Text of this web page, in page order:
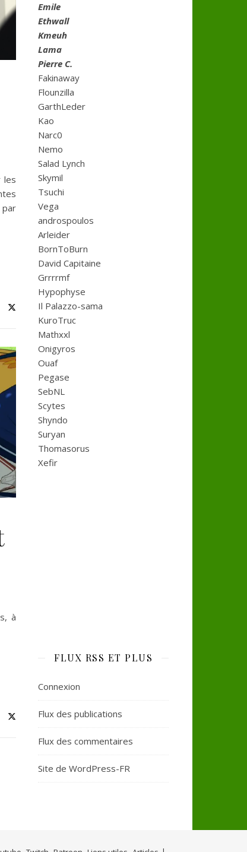
les
à
Emile
Ethwall
Kmeuh
Lama
Pierre C.
Fakinaway
Flounzilla
GarthLeder
Kao
Narc0
Nemo
Salad Lynch
Skymil
Tsuchi
Vega
androspoulos
Arleider
BornToBurn
David Capitaine
Grrrrmf
Hypophyse
Il Palazzo-sama
KuroTruc
Mathxxl
Onigyros
Ouaf
Pegase
SebNL
Scytes
Shyndo
Suryan
Thomasorus
Xefir
FLUX RSS ET PLUS
Connexion
Flux des publications
Flux des commentaires
Site de WordPress-FR